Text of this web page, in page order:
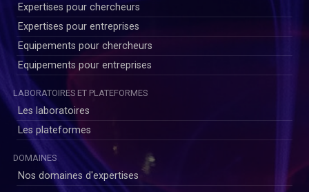
Expertises pour chercheurs
Expertises pour entreprises
Equipements pour chercheurs
Equipements pour entreprises
LABORATOIRES ET PLATEFORMES
Les laboratoires
Les plateformes
DOMAINES
Nos domaines d'expertises